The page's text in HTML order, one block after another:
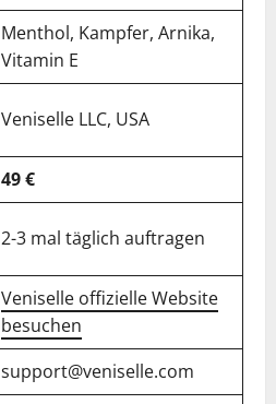
Menthol, Kampfer, Arnika,
Vitamin E
Veniselle LLC, USA
49 €
2-3 mal täglich auftragen
Veniselle offizielle Website
besuchen
support@veniselle.com